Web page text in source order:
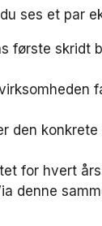
ses et par
første skridt
den
for hvert
denne